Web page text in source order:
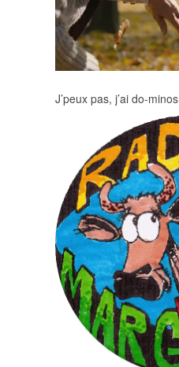
J’peux pas, j’ai do-minos